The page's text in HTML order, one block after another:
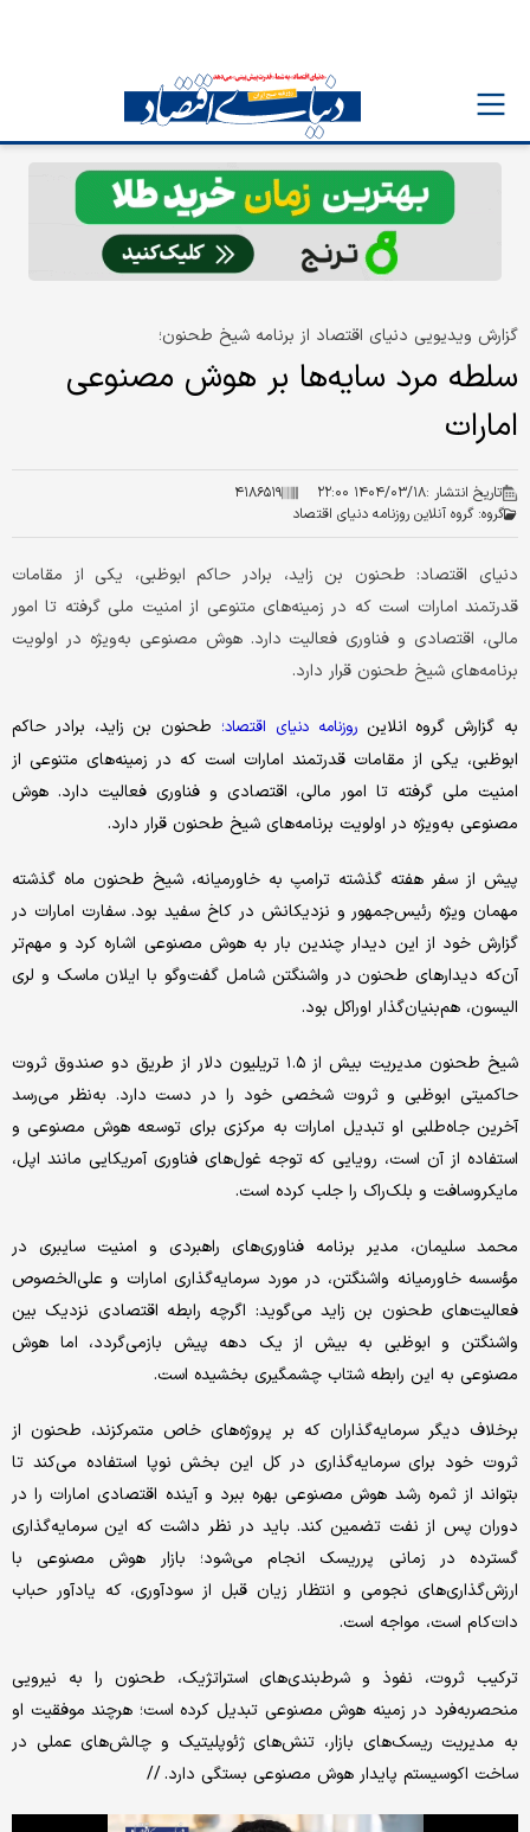
گزارش ویدیویی دنیای اقتصاد از برنامه شیخ طحنون؛
سلطه مرد سایه‌ها بر هوش مصنوعی
امارات
تاریخ انتشار :۱۴۰۴/۰۳/۱۸ ۲۲:۰۰
۴۱۸۶۵۱۹
گروه: گروه آنلاین روزنامه دنیای اقتصاد
دنیای اقتصاد: طحنون بن زاید، برادر حاکم ابوظبی، یکی از مقامات
قدرتمند امارات است که در زمینه‌های متنوعی از امنیت ملی گرفته تا امور
مالی، اقتصادی و فناوری فعالیت دارد. هوش مصنوعی به‌ویژه در اولویت
برنامه‌های شیخ طحنون قرار دارد.
به گزارش گروه انلاینروزنامه دنیای اقتصاد؛ طحنون بن زاید، برادر حاکم
ابوظبی، یکی از مقامات قدرتمند امارات است که در زمینه‌های متنوعی از
امنیت ملی گرفته تا امور مالی، اقتصادی و فناوری فعالیت دارد. هوش
مصنوعی به‌ویژه در اولویت برنامه‌های شیخ طحنون قرار دارد.
پیش از سفر هفته‌ گذشته ترامپ به خاورمیانه، شیخ طحنون ماه گذشته
مهمان ویژه رئیس‌جمهور و نزدیکانش در کاخ سفید بود. سفارت امارات در
گزارش خود از این دیدار چندین بار به هوش مصنوعی اشاره کرد و مهم‌تر
آن‌که دیدارهای طحنون در واشنگتن شامل گفت‌وگو با ایلان ماسک و لری
الیسون، هم‌بنیان‌گذار اوراکل بود.
شیخ طحنون مدیریت بیش از ۱.۵ تریلیون دلار از طریق دو صندوق ثروت
حاکمیتی ابوظبی و ثروت شخصی خود را در دست دارد. به‌نظر می‌رسد
آخرین جاه‌طلبی او تبدیل امارات به مرکزی برای توسعه هوش مصنوعی و
استفاده از آن است، رویایی که توجه غول‌های فناوری آمریکایی مانند اپل،
مایکروسافت و بلک‌راک را جلب کرده است.
محمد سلیمان، مدیر برنامه فناوری‌های راهبردی و امنیت سایبری در
مؤسسه خاورمیانه واشنگتن، در مورد سرمایه‌گذاری امارات و علی‌الخصوص
فعالیت‌های طحنون بن زاید می‌گوید: اگرچه رابطه اقتصادی نزدیک بین
واشنگتن و ابوظبی به بیش از یک دهه پیش بازمی‌گردد، اما هوش
مصنوعی به این رابطه شتاب چشمگیری بخشیده است.
برخلاف دیگر سرمایه‌گذاران که بر پروژه‌های خاص متمرکزند، طحنون از
ثروت‌ خود برای سرمایه‌گذاری در کل این بخش نوپا استفاده می‌کند تا
بتواند از ثمره رشد هوش مصنوعی بهره ببرد و آینده اقتصادی امارات را در
دوران پس از نفت تضمین کند. باید در نظر داشت که این سرمایه‌گذاری
گسترده در زمانی پرریسک انجام می‌شود؛ بازار هوش مصنوعی با
ارزش‌گذاری‌های نجومی و انتظار زیان قبل از سودآوری، که یادآور حباب
دات‌کام است، مواجه است.
ترکیب ثروت، نفوذ و شرط‌بندی‌های استراتژیک، طحنون را به نیرویی
منحصربه‌فرد در زمینه هوش مصنوعی تبدیل کرده است؛ هرچند موفقیت او
به مدیریت ریسک‌های بازار، تنش‌های ژئوپلیتیک و چالش‌های عملی در
ساخت اکوسیستم پایدار هوش مصنوعی بستگی دارد. //